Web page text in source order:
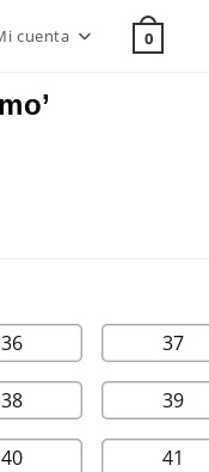
cuenta 0
36 37
38 39
40 41